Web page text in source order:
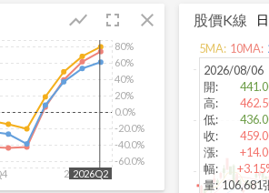
fullscreen close
show_chart
2026Q1
-60.0%
-40.0%
-20.0%
0.0%
20%
40%
60%
80%
2026Q2
股價K線
2026/08/06
開:
高:
低:
收:
漲:
幅:
量: 106,681
5MA: 10MA: